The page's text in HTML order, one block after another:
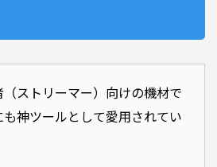
ストリーマー）向けの機材で
神ツールとして愛用されてい